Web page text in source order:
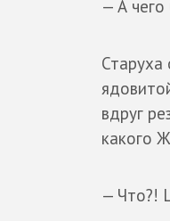
— А чего
Старуха
вдруг
какого
— Что?!